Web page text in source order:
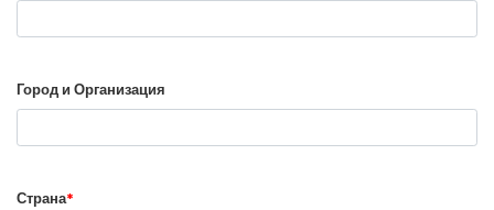
Город и Организация
Страна*